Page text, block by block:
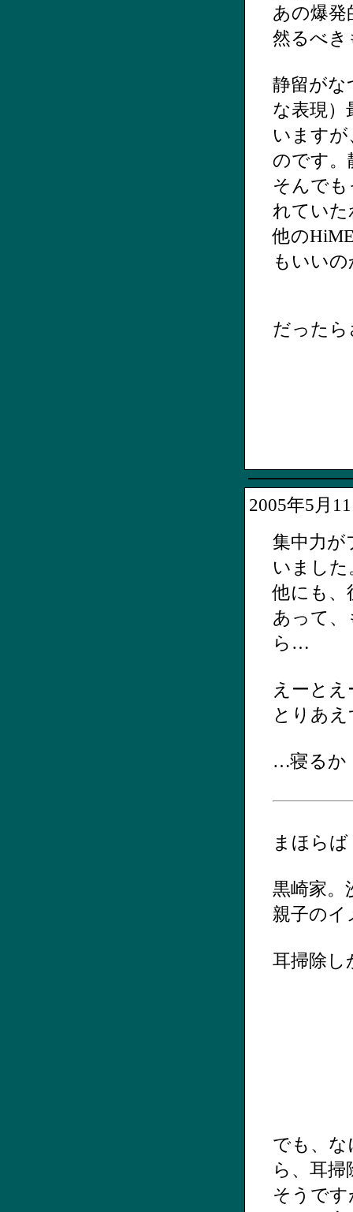
あの爆発
然るべ
静留がな
な表現
います
のです。
そんで
れてい
他の
もいい
だった
2005年5月
集中力が
いました
他にも、
あって
ら…
えーとえ
とりあ
…寝るか
まほらば
黒崎家。
親子の
耳掃除
でも、
ら、耳
そうで